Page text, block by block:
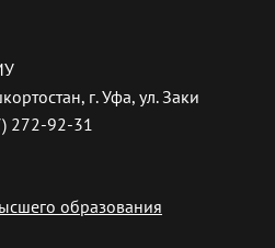
г. Уфа, ул. Заки
272-92-31
образования